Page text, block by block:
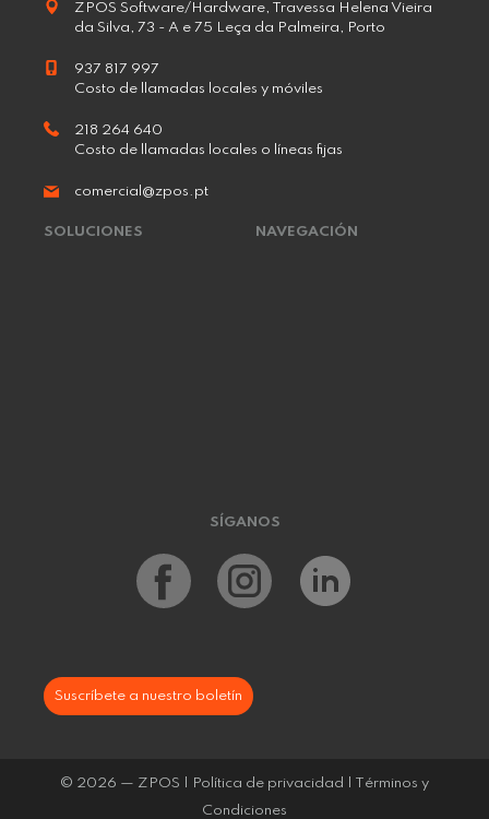
ZPOS Software/Hardware, Travessa Helena Vieira
da Silva, 73 - A e 75 Leça da Palmeira, Porto
937 817 997
Costo de llamadas locales y móviles
218 264 640
Costo de llamadas locales o líneas fijas
comercial@zpos.pt
SOLUCIONES NAVEGACIÓN
SÍGANOS
Suscríbete a nuestro boletín
© 2026 — ZPOS | Política de privacidad
Términos y
Condiciones